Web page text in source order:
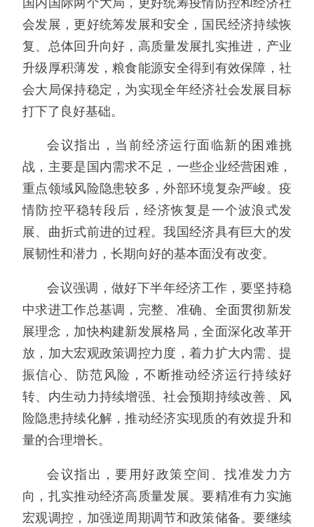
会发展，更好统筹发展和安全，国民经济持续恢
复、总体回升向好，高质量发展扎实推进，产业
升级厚积薄发，粮食能源安全得到有效保障，社
会大局保持稳定，为实现全年经济社会发展目标
打下了良好基础。
会议指出，当前经济运行面临新的困难挑
战，主要是国内需求不足，一些企业经营困难，
重点领域风险隐患较多，外部环境复杂严峻。疫
情防控平稳转段后，经济恢复是一个波浪式发
展、曲折式前进的过程。我国经济具有巨大的发
展韧性和潜力，长期向好的基本面没有改变。
会议强调，做好下半年经济工作，要坚持稳
中求进工作总基调，完整、准确、全面贯彻新发
展理念，加快构建新发展格局，全面深化改革开
放，加大宏观政策调控力度，着力扩大内需、提
振信心、防范风险，不断推动经济运行持续好
转、内生动力持续增强、社会预期持续改善、风
险隐患持续化解，推动经济实现质的有效提升和
量的合理增长。
会议指出，要用好政策空间、找准发力方
向，扎实推动经济高质量发展。要精准有力实施
宏观调控，加强逆周期调节和政策储备。要继续